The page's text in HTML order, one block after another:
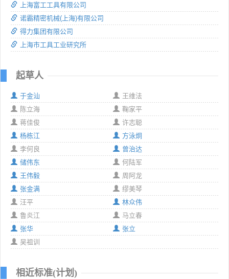
上海富工工具有限公司
诺霸精密机械(上海)有限公司
得力集团有限公司
上海市工具工业研究所
起草人
于金汕
王维法
陈立海
鞠家平
蒋佳俊
许志聪
杨栋江
方泳炯
李何良
曾治达
储伟东
何陆军
王伟毅
周阿龙
张金满
缪美琴
汪平
林众伟
鲁炎江
马立春
张华
张立
吴祖训
相近标准(计划)